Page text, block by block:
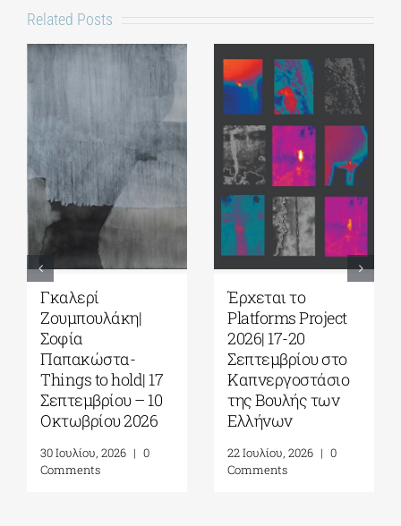
Related Posts
Γκαλερί
Ζουμπουλάκη|
Σοφία
Παπακώστα-
Things to hold| 17
Σεπτεμβρίου – 10
Οκτωβρίου 2026
30 Ιουλίου, 2026 | 0
Comments
Έρχεται το
Platforms Project
2026| 17-20
Σεπτεμβρίου στο
Καπνεργοστάσιο
της Βουλής των
Ελλήνων
22 Ιουλίου, 2026 | 0
Comments